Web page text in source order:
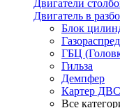
Двигатели
Двигатель в
Блок
ГБЦ
Гильза
Демпфер
Картер ДВС
Все